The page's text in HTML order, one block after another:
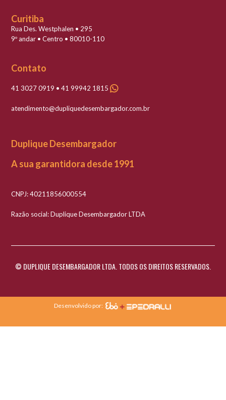
Curitiba
Rua Des. Westphalen • 295
9º andar • Centro • 80010-110
Contato
41 3027 0919 • 41 99942 1815
atendimento@dupliquedesembargador.com.br
Duplique Desembargador
A sua garantidora desde 1991
CNPJ: 40211856000554
Razão social: Duplique Desembargador LTDA
© DUPLIQUE DESEMBARGADOR LTDA. TODOS OS DIREITOS RESERVADOS.
Desenvolvido por: